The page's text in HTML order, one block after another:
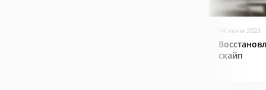
04 июня 2022
скайп